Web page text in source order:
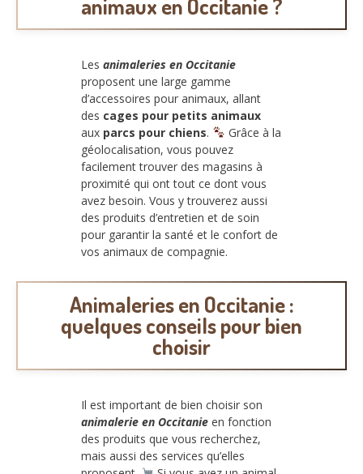
animaux en Occitanie ?
Les animaleries en Occitanie
proposent une large gamme
d’accessoires pour animaux, allant
des cages pour petits animaux
aux parcs pour chiens.
Grâce à la
géolocalisation, vous pouvez
facilement trouver des magasins à
proximité qui ont tout ce dont vous
avez besoin. Vous y trouverez aussi
des produits d’entretien et de soin
pour garantir la santé et le confort de
vos animaux de compagnie.
Animaleries en Occitanie :
quelques conseils pour bien
choisir
Il est important de bien choisir son
animalerie en Occitanie en fonction
des produits que vous recherchez,
mais aussi des services qu’elles